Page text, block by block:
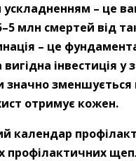
ускладненням – ​це
млн смертей від
– ​це
інвестиція у
зменшується
отримує кожен.
календар
профілактичних